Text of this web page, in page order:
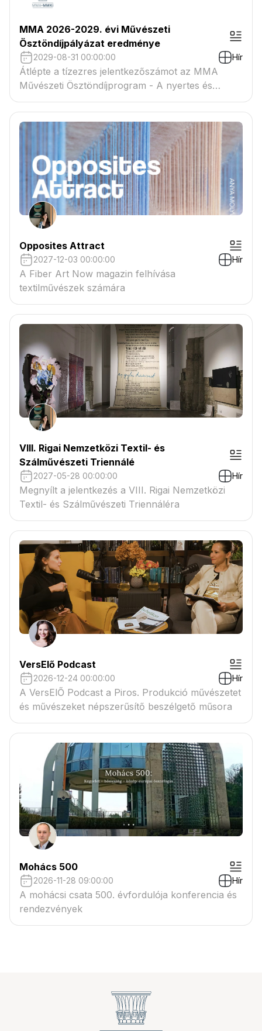
MMA 2026-2029. évi Művészeti
Ösztöndíjpályázat eredménye
2029-08-31 00:00:00 Hír
Átlépte a tízezres jelentkezőszámot az MMA
Művészeti Ösztöndíjprogram - A nyertes és
tartaléklistás pályázók névsora megtekinthető a
csatolmányban
Opposites Attract
2027-12-03 00:00:00 Hír
A Fiber Art Now magazin felhívása
textilművészek számára
VIII. Rigai Nemzetközi Textil- és
Szálművészeti Triennálé
2027-05-28 00:00:00 Hír
Megnyílt a jelentkezés a VIII. Rigai Nemzetközi
Textil- és Szálművészeti Triennáléra
VersElő Podcast
2026-12-24 00:00:00 Hír
A VersElŐ Podcast a Piros. Produkció művészetet
és művészeket népszerűsítő beszélgető műsora
Mohács 500
2026-11-28 09:00:00 Hír
A mohácsi csata 500. évfordulója konferencia és
rendezvények